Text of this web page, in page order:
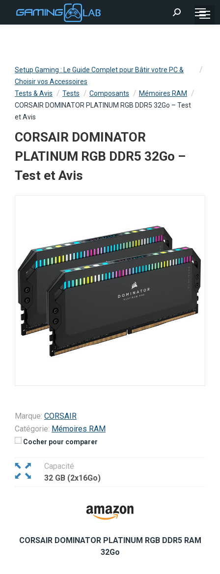
Recherche
Setup Gaming : Le Guide Complet pour Bâtir votre PC &
Choisir vos Accessoires
Tests & Avis
Tests Composants
Mémoires RAM
CORSAIR DOMINATOR PLATINUM RGB DDR5 32Go – Test
et Avis
CORSAIR DOMINATOR
PLATINUM RGB DDR5 32Go –
Test et Avis
Marque: CORSAIR
Catégorie: Mémoires RAM
Cocher pour comparer
Capacité
32 GB (2x16Go)
CORSAIR DOMINATOR PLATINUM RGB DDR5 RAM
32Go